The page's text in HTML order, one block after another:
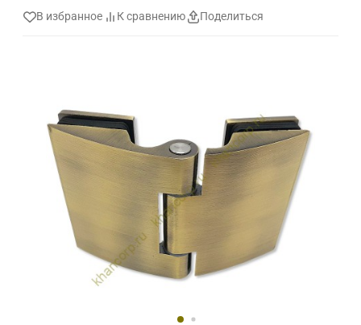
В избранное К сравнению Поделиться